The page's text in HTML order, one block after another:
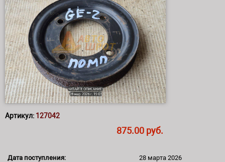
Артикул: 127042
875.00 руб.
Дата поступления: 28 марта 2026